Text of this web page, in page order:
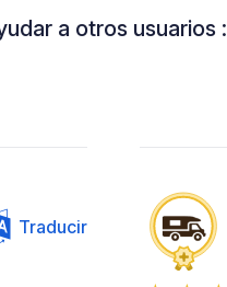
a otros usuarios :
Traducir